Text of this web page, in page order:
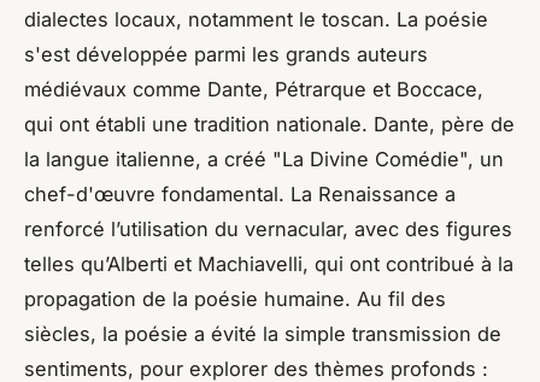
dialectes locaux, notamment le toscan. La poésie
s'est développée parmi les grands auteurs
médiévaux comme Dante, Pétrarque et Boccace,
qui ont établi une tradition nationale. Dante, père de
la langue italienne, a créé "La Divine Comédie", un
chef-d'œuvre fondamental. La Renaissance a
renforcé l’utilisation du vernacular, avec des figures
telles qu’Alberti et Machiavelli, qui ont contribué à la
propagation de la poésie humaine. Au fil des
siècles, la poésie a évité la simple transmission de
sentiments, pour explorer des thèmes profonds :